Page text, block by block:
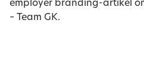
employer branding-artikel
– Team GK.